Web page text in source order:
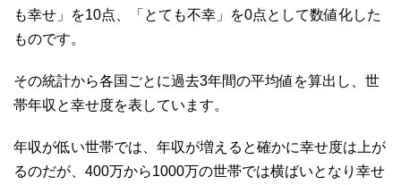
も幸せ」を10点、「とても不幸」を0点として数値化した
ものです。
その統計から各国ごとに過去3年間の平均値を算出し、世
帯年収と幸せ度を表しています。
年収が低い世帯では、年収が増えると確かに幸せ度は上が
るのだが、400万から1000万の世帯では横ばいとなり幸せ